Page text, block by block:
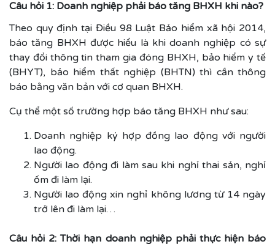
Câu hỏi 1: Doanh nghiệp phải báo tăng BHXH khi nào?
Theo quy định tại Điều 98 Luật Bảo hiểm xã hội 2014,
báo tăng BHXH được hiểu là khi doanh nghiệp có sự
thay đổi thông tin tham gia đóng BHXH, bảo hiểm y tế
(BHYT), bảo hiểm thất nghiệp (BHTN) thì cần thông
báo bằng văn bản với cơ quan BHXH.
Cụ thể một số trường hợp báo tăng BHXH như sau:
Doanh nghiệp ký hợp đồng lao động với người
lao động.
Người lao động đi làm sau khi nghỉ thai sản, nghỉ
ốm đi làm lại.
Người lao động xin nghỉ không lương từ 14 ngày
trở lên đi làm lại…
Câu hỏi 2: Thời hạn doanh nghiệp phải thực hiện báo